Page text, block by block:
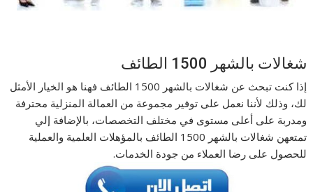
شغالات بالشهر 1500 الطائف
إذا كنت تبحث عن شغالات بالشهر 1500 الطائف فهنا هو الخيار الأمثل
لك، وذلك لأننا نعمل على توفير مجموعة من العمالة المنزلية محترفة
ومدربة على أعلى مستوى في مختلف التخصصات، بالإضافة إلي
تمتعهن شغالات بالشهر 1500 الطائف بالمؤهلات العلمية والعملية
للحصول على رضا العملاء من جودة الخدمات.